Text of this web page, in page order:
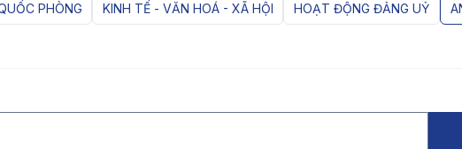
PHÒNG KINH TẾ - VĂN HOÁ - XÃ HỘI HOẠT ĐỘNG ĐẢNG UỶ